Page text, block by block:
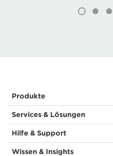
Produkte
Services & Lösungen
Hilfe & Support
Wissen & Insights